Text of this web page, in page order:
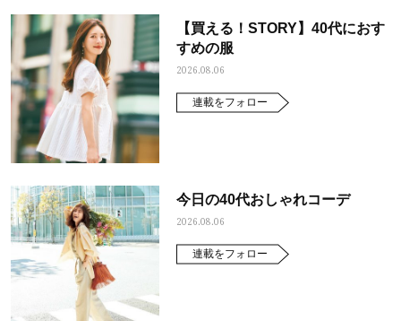
ママとパパに贈る「ジェンダーレ
ス学」
人気の40代髪型・ヘ
【買える！STORY】40代におす
すめの服
2026.08.06
連載をフォロー
今日の40代おしゃれコーデ
2026.08.06
連載をフォロー